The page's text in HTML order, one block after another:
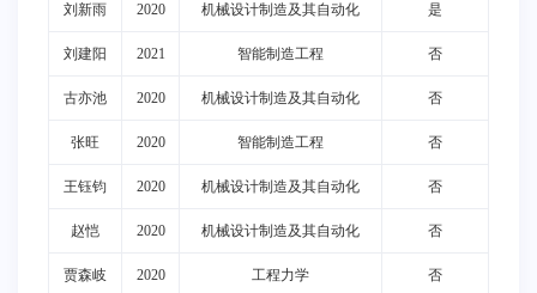
刘新雨 2020 机械设计制造及其自动化 是
刘建阳 2021 智能制造工程 否
古亦池 2020 机械设计制造及其自动化 否
张旺 2020 智能制造工程 否
王钰钧 2020 机械设计制造及其自动化 否
赵恺 2020 机械设计制造及其自动化 否
贾森岐 2020 工程力学 否